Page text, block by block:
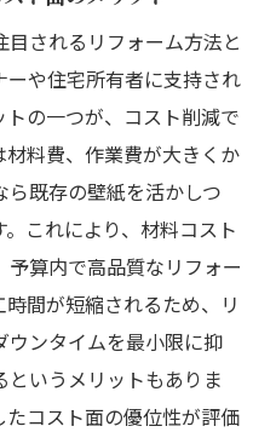
されるリフォーム方法と
ーや住宅所有者に支持され
の一つが、コスト削減で
料費、作業費が大きくか
既存の壁紙を活かしつ
これにより、材料コスト
算内で高品質なリフォー
間が短縮されるため、リ
ウンタイムを最小限に抑
いうメリットもありま
コスト面の優位性が評価